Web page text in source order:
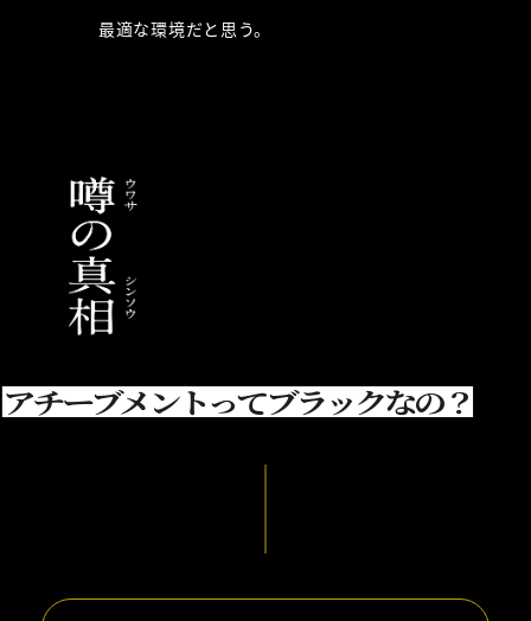
最適な環境だと思う。
アチーブメントってブラックなの？